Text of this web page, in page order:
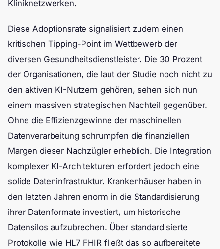
Kliniknetzwerken.
Diese Adoptionsrate signalisiert zudem einen
kritischen Tipping-Point im Wettbewerb der
diversen Gesundheitsdienstleister. Die 30 Prozent
der Organisationen, die laut der Studie noch nicht zu
den aktiven KI-Nutzern gehören, sehen sich nun
einem massiven strategischen Nachteil gegenüber.
Ohne die Effizienzgewinne der maschinellen
Datenverarbeitung schrumpfen die finanziellen
Margen dieser Nachzügler erheblich. Die Integration
komplexer KI-Architekturen erfordert jedoch eine
solide Dateninfrastruktur. Krankenhäuser haben in
den letzten Jahren enorm in die Standardisierung
ihrer Datenformate investiert, um historische
Datensilos aufzubrechen. Über standardisierte
Protokolle wie HL7 FHIR fließt das so aufbereitete